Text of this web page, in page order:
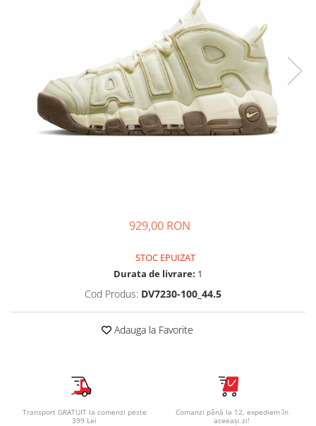
Pantaloni scurti Copii
Accesorii
Ingrijire incaltaminte
929,00 RON
STOC EPUIZAT
Durata de livrare: 1
Cod Produs: DV7230-100_44.5
Adauga la Favorite
Transport GRATUIT la comenzi peste
399 Lei
Comanzi până la 12, expediem în
aceeași zi!